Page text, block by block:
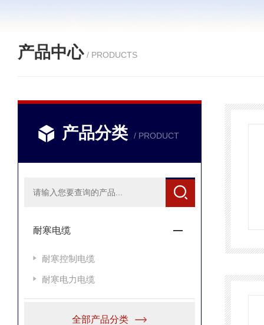
产品中心 / PRODUCTS
产品分类 / PRODUCT
耐寒电缆
耐寒控制电缆
耐寒电力电缆
全部产品分类